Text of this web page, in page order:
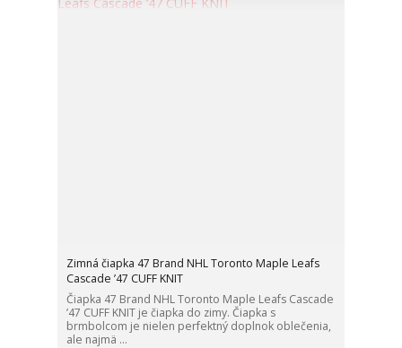
Zimná čiapka 47 Brand NHL Toronto Maple Leafs
Cascade ’47 CUFF KNIT
Čiapka 47 Brand NHL Toronto Maple Leafs Cascade
’47 CUFF KNIT je čiapka do zimy. Čiapka s
brmbolcom je nielen perfektný doplnok oblečenia,
ale najmä ...